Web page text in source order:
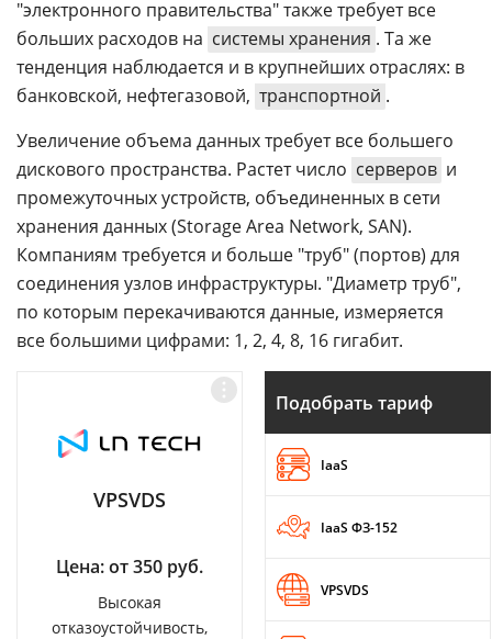
"электронного правительства" также требует все
больших расходов на системы хранения . Та же
тенденция наблюдается и в крупнейших отраслях: в
банковской, нефтегазовой, транспортной .
Увеличение объема данных требует все большего
дискового пространства. Растет число серверов и
промежуточных устройств, объединенных в сети
хранения данных (Storage Area Network, SAN).
Компаниям требуется и больше "труб" (портов) для
соединения узлов инфраструктуры. "Диаметр труб",
по которым перекачиваются данные, измеряется
все большими цифрами: 1, 2, 4, 8, 16 гигабит.
VPSVDS
Цена: от 350 руб.
Высокая
отказоустойчивость,
Подобрать тариф
IaaS
IaaS ФЗ-152
VPSVDS